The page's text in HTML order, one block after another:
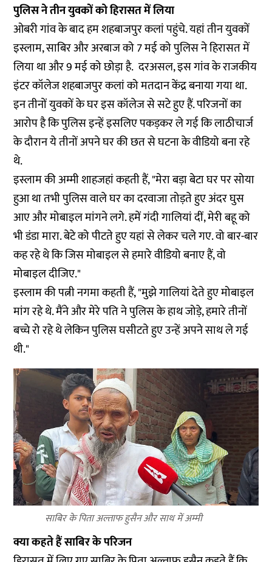
पुलिस ने तीन युवकों को हिरासत में लिया
ओबरी गांव के बाद हम शहबाजपुर कलां पहुंचे. यहां तीन युवकों
इस्लाम, साबिर और अरबाज को 7 मई को पुलिस ने हिरासत में
लिया था और 9 मई को छोड़ा है. दरअसल, इस गांव के राजकीय
इंटर कॉलेज शहबाजपुर कलां को मतदान केंद्र बनाया गया था.
इन तीनों युवकों के घर इस कॉलेज से सटे हुए हैं. परिजनों का
आरोप है कि पुलिस इन्हें इसलिए पकड़कर ले गई कि लाठीचार्ज
के दौरान ये तीनों अपने घर की छत से घटना के वीडियो बना रहे
थे.
इस्लाम की अम्मी शाहजहां कहती हैं, "मेरा बड़ा बेटा घर पर सोया
हुआ था तभी पुलिस वाले घर का दरवाजा तोड़ते हुए अंदर घुस
आए और मोबाइल मांगने लगे. हमें गंदी गालियां दीं, मेरी बहू को
भी डंडा मारा. बेटे को पीटते हुए यहां से लेकर चले गए. वो बार-बार
कह रहे थे कि जिस मोबाइल से हमारे वीडियो बनाए हैं, वो
मोबाइल दीजिए."
इस्लाम की पत्नी नगमा कहती हैं, "मुझे गालियां देते हुए मोबाइल
मांग रहे थे. मैंने और मेरे पति ने पुलिस के हाथ जोड़े, हमारे तीनों
बच्चे रो रहे थे लेकिन पुलिस घसीटते हुए उन्हें अपने साथ ले गई
थी."
साबिर के पिता अल्ताफ हुसैन और साथ में अम्मी
क्या कहते हैं साबिर के परिजन